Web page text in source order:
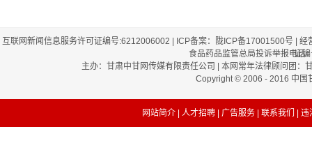
互联网新闻信息服务许可证编号:6212006002 | ICP备案：陇ICP备17001500号 |
证
食品药品监管总局投诉举报电话
主办：甘肃中甘网传媒有限责任公司 | 本网常年法律顾问团
Copyright © 2006 - 2016 中国
网站简介 人才招聘 广告服务 联系我们 |